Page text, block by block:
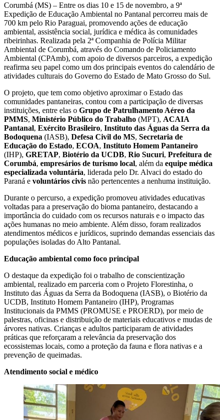
Corumbá (MS) – Entre os dias 10 e 15 de novembro, a 9ª
Expedição de Educação Ambiental no Pantanal percorreu mais de
700 km pelo Rio Paraguai, promovendo ações de educação
ambiental, assistência social, jurídica e médica às comunidades
ribeirinhas. Realizada pela 2ª Companhia de Polícia Militar
Ambiental de Corumbá, através do Comando de Policiamento
Ambiental (CPAmb), com apoio de diversos parceiros, a expedição
reafirma seu papel como um dos principais eventos do calendário de
atividades culturais do Governo do Estado de Mato Grosso do Sul.
O projeto, que tem como objetivo aproximar o Estado das
comunidades pantaneiras, contou com a participação de diversas
instituições, entre elas o Grupo de Patrulhamento Aéreo da
PMMS, Ministério Público do Trabalho (MPT), ACAIA
Pantanal, Exército Brasileiro, Instituto das Águas da Serra da
Bodoquena (IASB), Defesa Civil do MS, Secretaria de
Educação do Estado, ECOA, Instituto Homem Pantaneiro
(IHP), GRETAP, Biotério da UCDB, Rio Sucuri, Prefeitura de
Corumbá, empresários de turismo local, além da equipe médica
especializada voluntária, liderada pelo Dr. Alvaci do estado do
Paraná e voluntários civis não pertencentes a nenhuma instituição.
Durante o percurso, a expedição promoveu atividades educativas
voltadas para a preservação do bioma pantaneiro, destacando a
importância do cuidado com os recursos naturais e o impacto das
ações humanas no meio ambiente. Além disso, foram realizados
atendimentos médicos e jurídicos, suprindo demandas essenciais das
populações isoladas do Alto Pantanal.
Educação ambiental como foco principal
O destaque da expedição foi o trabalho de conscientização
ambiental, realizado em parceria com o Projeto Florestinha, o
Instituto das Águas da Serra da Bodoquena (IASB), o Biotério da
UCDB, Instituto Homem Pantaneiro (IHP), Programas
Institucionais da PMMS (PROMUSE e PROERD), por meio de
palestras, oficinas e distribuição de materiais educativos e mudas de
árvores nativas. Crianças e adultos participaram de atividades
práticas que reforçaram a relevância da preservação dos
ecossistemas locais, como a proteção da fauna e flora nativas e a
prevenção de queimadas.
Atendimento social e médico